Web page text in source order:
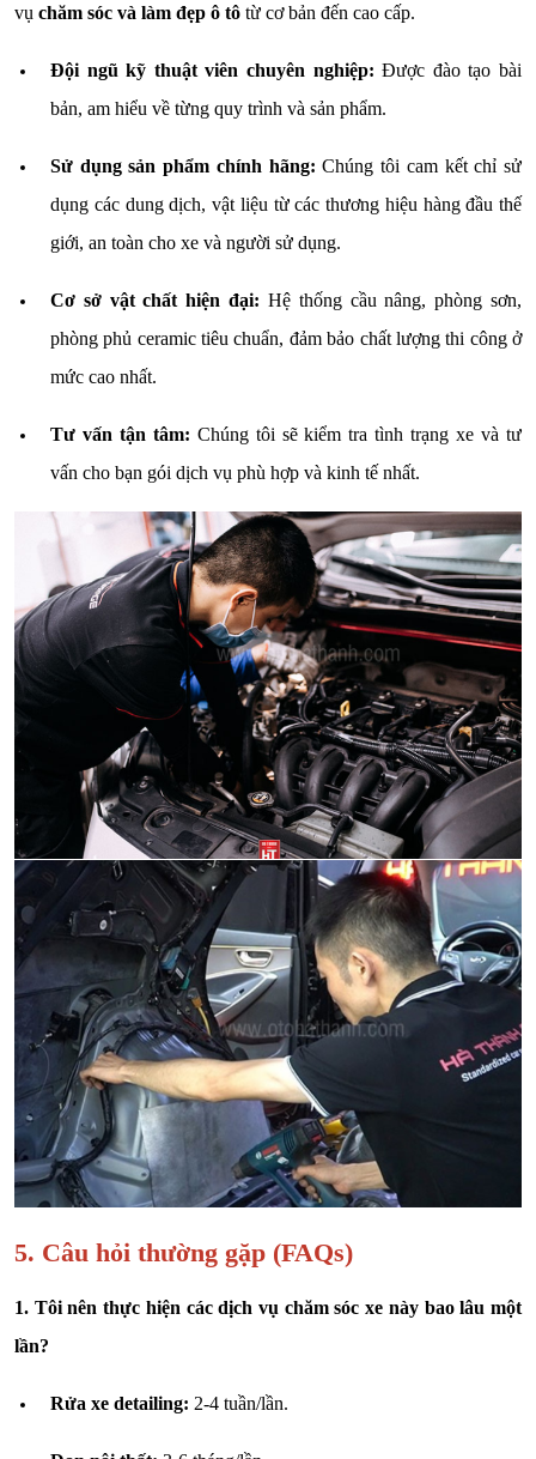
vụ chăm sóc và làm đẹp ô tô từ cơ bản đến cao cấp.
Đội ngũ kỹ thuật viên chuyên nghiệp: Được đào tạo bài
bản, am hiểu về từng quy trình và sản phẩm.
Sử dụng sản phẩm chính hãng: Chúng tôi cam kết chỉ sử
dụng các dung dịch, vật liệu từ các thương hiệu hàng đầu thế
giới, an toàn cho xe và người sử dụng.
Cơ sở vật chất hiện đại: Hệ thống cầu nâng, phòng sơn,
phòng phủ ceramic tiêu chuẩn, đảm bảo chất lượng thi công ở
mức cao nhất.
Tư vấn tận tâm: Chúng tôi sẽ kiểm tra tình trạng xe và tư
vấn cho bạn gói dịch vụ phù hợp và kinh tế nhất.
5. Câu hỏi thường gặp (FAQs)
1. Tôi nên thực hiện các dịch vụ chăm sóc xe này bao lâu một
lần?
Rửa xe detailing: 2-4 tuần/lần.